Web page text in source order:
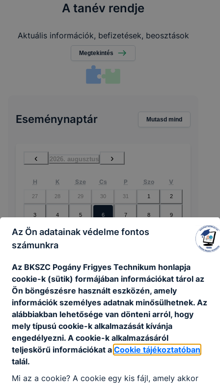
A tanév rendje
Aktuális információk, befizetések, beosztások
Megtekintés
Eseménynaptár Mutasd mind
‹ 2026. augusztus ›
H K Sze Cs P Szo V
27 28 29 30 31 1 2
3 4 5 6 7 8 9
10 11 12 13 14 15
17 18
24 25 28 30
31 1 2 3 4 5 6
🔎 Nincsenek események ebben a
hónapban
Az Ön adatainak védelme fontos
számunkra
Az BKSZC Pogány Frigyes Technikum honlapja
cookie-k (sütik) formájában információkat tárol az
Ön böngészésre használt eszközén, amely
információk személyes adatnak minősülhetnek. Az
alábbiakban lehetősége van dönteni arról, hogy
mely típusú cookie-k alkalmazását kívánja
engedélyezni. A cookie-k alkalmazásáról
teljeskörű információkat a Cookie tájékoztatóban
talál.
Mi az a cookie? A cookie egy kis fájl, amely akkor